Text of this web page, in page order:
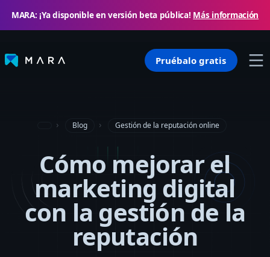
MARA: ¡Ya disponible en versión beta pública! Más información
Pruébalo gratis
Blog Gestión de la reputación online
Cómo mejorar el
marketing digital
con la gestión de la
reputación